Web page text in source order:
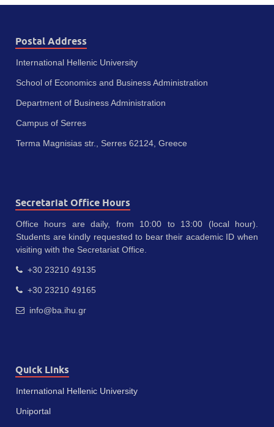
Postal Address
International Hellenic University
School of Economics and Business Administration
Department of Business Administration
Campus of Serres
Terma Magnisias str., Serres 62124, Greece
Secretariat Office Hours
Office hours are daily, from 10:00 to 13:00 (local hour).
Students are kindly requested to bear their academic ID when
visiting with the Secretariat Office.
+30 23210 49135
+30 23210 49165
info@ba.ihu.gr
Quick Links
International Hellenic University
Uniportal